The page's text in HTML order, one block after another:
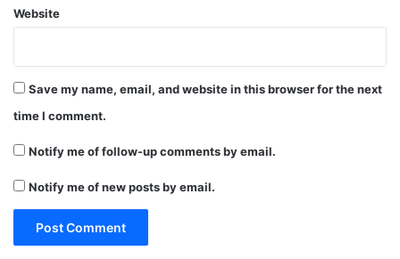
Website
Save my name, email, and website in this browser for the next
time I comment.
Notify me of follow-up comments by email.
Notify me of new posts by email.